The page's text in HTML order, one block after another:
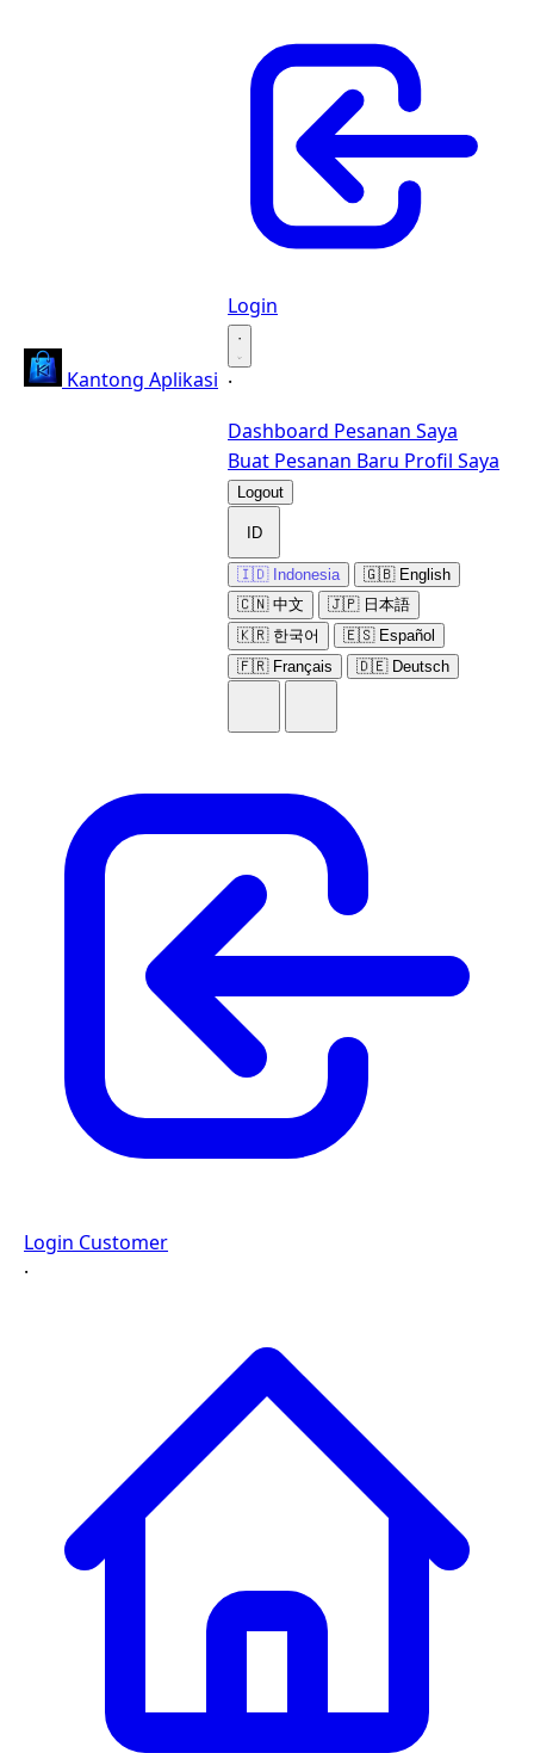
Kantong Aplikasi
Login
·
·
Dashboard Pesanan Saya
Buat Pesanan Baru Profil Saya
Logout
ID
🇮🇩 Indonesia
🇬🇧 English
🇨🇳 中文
🇯🇵 日本語
🇰🇷 한국어
🇪🇸 Español
🇫🇷 Français
🇩🇪 Deutsch
Login Customer
·